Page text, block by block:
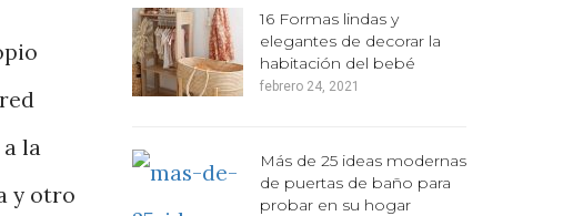
la
y otro
16 Formas lindas y
elegantes de decorar la
habitación del bebé
febrero 24, 2021
Más de 25 ideas modernas
de puertas de baño para
probar en su hogar